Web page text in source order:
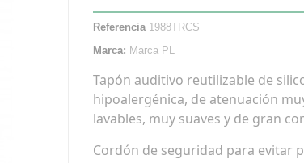
Referencia 1988TRCS
Marca: Marca PL
Tapón auditivo reutilizable de
hipoalergénica, de atenuación
lavables, muy suaves y de gran
Cordón de seguridad para evitar